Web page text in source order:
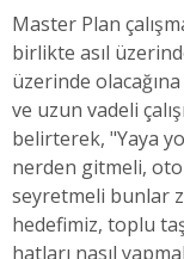
Master Plan
birlikte asıl
üzerinde
ve uzun vadeli
belirterek, "Yaya
nerden gitmeli,
seyretmeli bunlar
hedefimiz, toplu
hatları nasıl